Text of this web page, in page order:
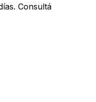
Consultá